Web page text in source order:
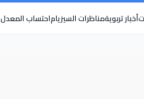
أخبار تربويةمناظرات السيزياماحتساب المعدل